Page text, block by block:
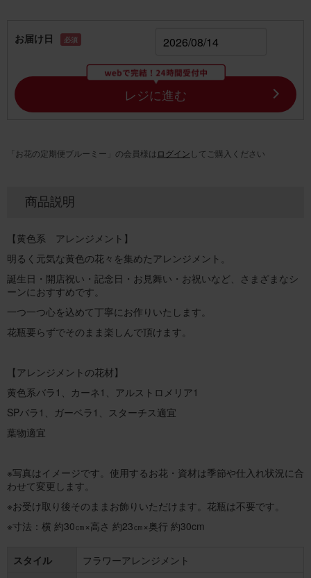
お届け日 必須
レジに進む
「お花の定期便ブルーミー」の会員様は ログイン してご購入ください
商品説明
【黄色系 アレンジメント】
明るく元気な黄色の花々を集めたアレンジメント。
誕生日・開店祝い・記念日・お見舞い・お祝いなど、さまざまなシ
ーンにおすすめです。
一つ一つ心を込めて丁寧にお作りいたします。
花瓶要らずでそのまま楽しんで頂けます。
【アレンジメントの花材】
黄色系バラ1、カーネ1、アルストロメリア1
SPバラ1、ガーベラ1、スターチス適宜
葉物適宜
※写真はイメージです。使用するお花・資材は季節や仕入れ状況に合
わせて変更します。
※お受け取り後そのままお飾りいただけます。花瓶は不要です。
※寸法：横 約30㎝×高さ 約23㎝×奥行 約30cm
スタイル
フラワーアレンジメント